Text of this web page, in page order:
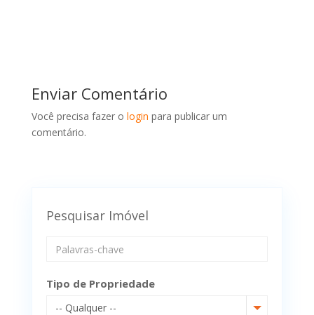
Enviar Comentário
Você precisa fazer o login para publicar um
comentário.
Pesquisar Imóvel
Tipo de Propriedade
-- Qualquer --